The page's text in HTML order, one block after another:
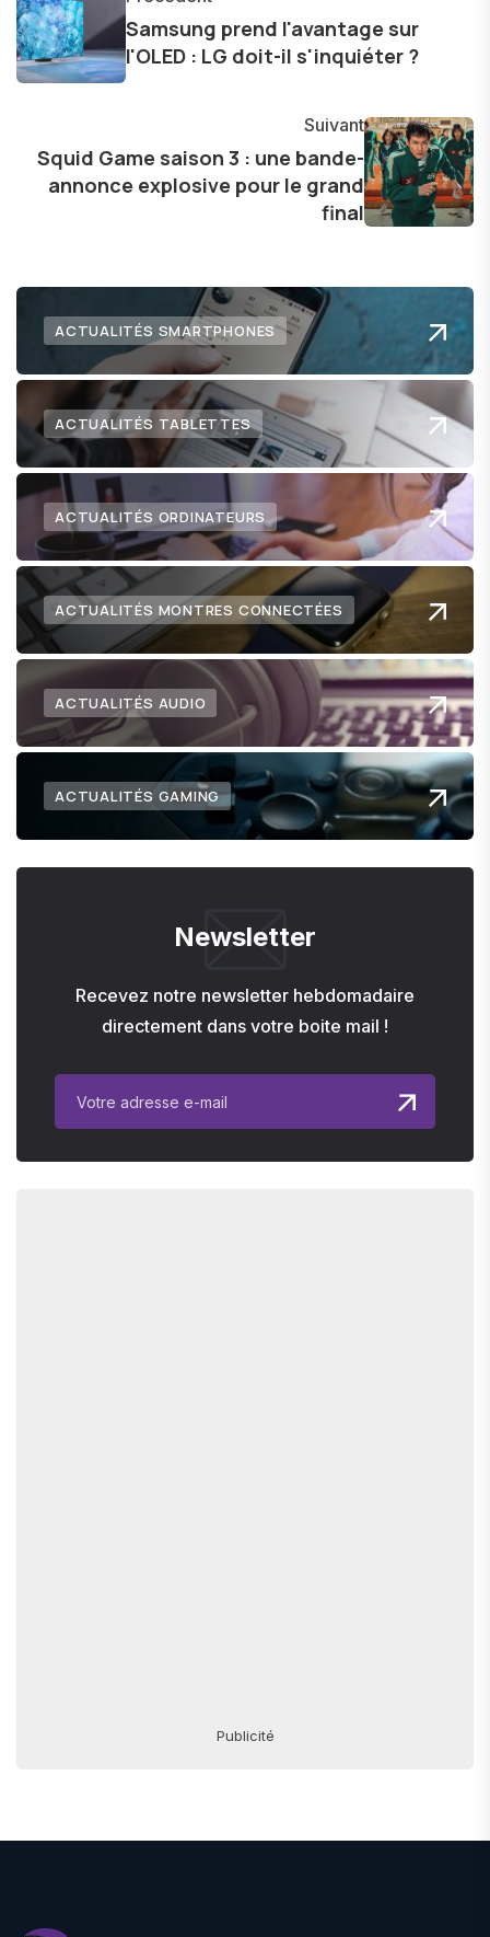
les consommateurs à comprendre et à naviguer
dans le paysage technologique en constante
évolution.
Samsung prend l'avantage sur
l'OLED : LG doit-il s'inquiéter ?
Suivant
Squid Game saison 3 : une bande-
annonce explosive pour le grand
final
ACTUALITÉS SMARTPHONES
ACTUALITÉS TABLETTES
ACTUALITÉS ORDINATEURS
ACTUALITÉS MONTRES CONNECTÉES
ACTUALITÉS AUDIO
ACTUALITÉS GAMING
Newsletter
Recevez notre newsletter hebdomadaire
directement dans votre boite mail !
Publicité